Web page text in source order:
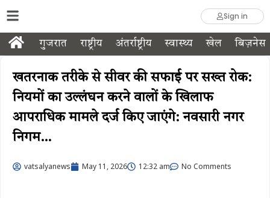
Sign in
गुजरात राष्ट्रीय अंतर्राष्ट्रीय स्वास्थ्य खेल बिज़नेस
खतरनाक तरीके से सीवर की सफाई पर सख्त रोक:
नियमों का उल्लंघन करने वालों के खिलाफ
आपराधिक मामले दर्ज किए जाएंगे: नवसारी नगर
निगम…
vatsalyanews May 11, 2026 12:32 am No Comments